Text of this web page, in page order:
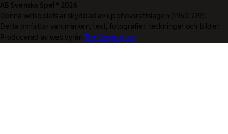
AB Svenska Spel © 2026
Denna webbplats är skyddad av upphovsrättslagen (1960:729).
Detta omfattar varumärken, text, fotografier, teckningar och bilder.
Producerad av webbyrånThe Generation